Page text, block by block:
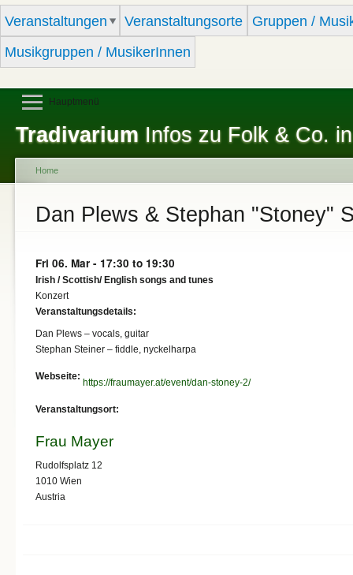
Veranstaltungen Veranstaltungsorte
Gruppen /
Musikgruppen / MusikerInnen
Tradivarium Infos zu Folk & Co.
Hauptmenü
You are here
Home
Dan Plews & Stephan "Stoney"
Fri 06. Mar - 17:30 to 19:30
Irish / Scottish/ English songs and tunes
Konzert
Veranstaltungsdetails:
Dan Plews – vocals, guitar
Stephan Steiner – fiddle, nyckelharpa
Webseite:
https://fraumayer.at/event/dan-stoney-2/
Veranstaltungsort:
Frau Mayer
Rudolfsplatz 12
1010 Wien
Austria